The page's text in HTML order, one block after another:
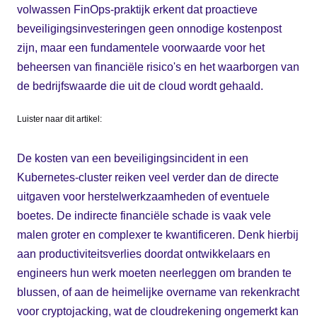
volwassen FinOps-praktijk erkent dat proactieve
beveiligingsinvesteringen geen onnodige kostenpost
zijn, maar een fundamentele voorwaarde voor het
beheersen van financiële risico's en het waarborgen van
de bedrijfswaarde die uit de cloud wordt gehaald.
Luister naar dit artikel:
De kosten van een beveiligingsincident in een
Kubernetes-cluster reiken veel verder dan de directe
uitgaven voor herstelwerkzaamheden of eventuele
boetes. De indirecte financiële schade is vaak vele
malen groter en complexer te kwantificeren. Denk hierbij
aan productiviteitsverlies doordat ontwikkelaars en
engineers hun werk moeten neerleggen om branden te
blussen, of aan de heimelijke overname van rekenkracht
voor cryptojacking, wat de cloudrekening ongemerkt kan